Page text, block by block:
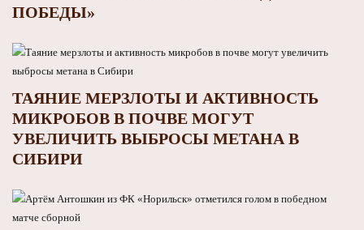
ПОБЕДЫ»
ТАЯНИЕ МЕРЗЛОТЫ И АКТИВНОСТЬ
МИКРОБОВ В ПОЧВЕ МОГУТ
УВЕЛИЧИТЬ ВЫБРОСЫ МЕТАНА В
СИБИРИ